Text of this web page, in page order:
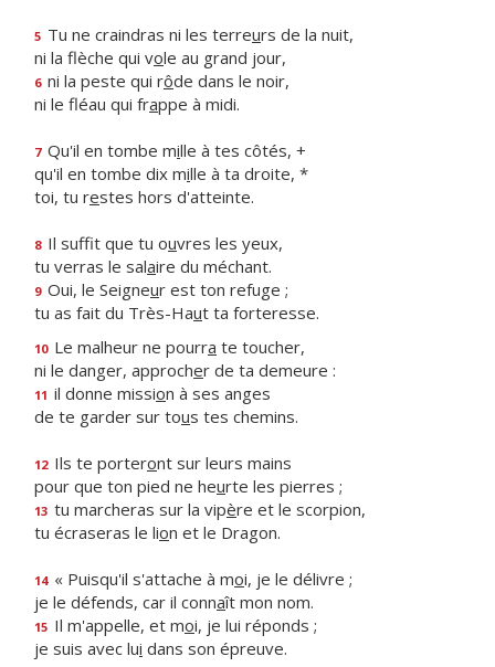
5 Tu ne craindras ni les terreurs de la nuit,
ni la flèche qui vole au grand jour,
6 ni la peste qui rôde dans le noir,
ni le fléau qui frappe à midi.
7 Qu'il en tombe mille à tes côtés, +
qu'il en tombe dix mille à ta droite, *
toi, tu restes hors d'atteinte.
8 Il suffit que tu ouvres les yeux,
tu verras le salaire du méchant.
9 Oui, le Seigneur est ton refuge ;
tu as fait du Très-Haut ta forteresse.
10 Le malheur ne pourra te toucher,
ni le danger, approcher de ta demeure :
11 il donne mission à ses anges
de te garder sur tous tes chemins.
12 Ils te porteront sur leurs mains
pour que ton pied ne heurte les pierres ;
13 tu marcheras sur la vipère et le scorpion,
tu écraseras le lion et le Dragon.
14 « Puisqu'il s'attache à moi, je le délivre ;
je le défends, car il connaît mon nom.
15 Il m'appelle, et moi, je lui réponds ;
je suis avec lui dans son épreuve.